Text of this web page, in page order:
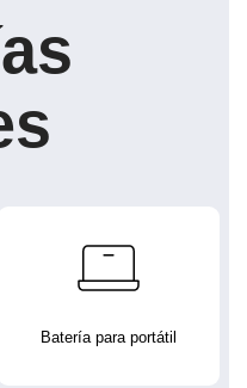
Batería para portátil